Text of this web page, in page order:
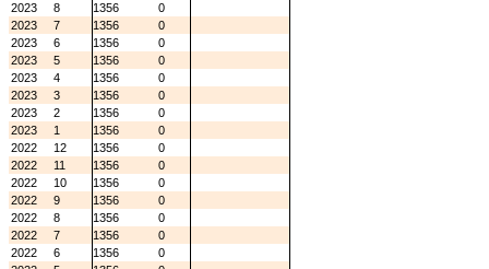
2023
8 1356
0
2023
7 1356
0
2023
6 1356
0
2023
5 1356
0
2023
4 1356
0
2023
3 1356
0
2023
2 1356
0
2023
1 1356
0
2022
12 1356
0
2022
11 1356
0
2022
10 1356
0
2022
9 1356
0
2022
8 1356
0
2022
7 1356
0
2022
6 1356
0